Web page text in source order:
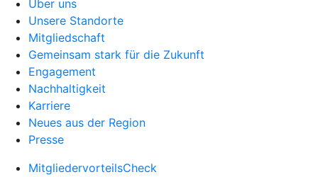
Über uns
Unsere Standorte
Mitgliedschaft
Gemeinsam stark für die Zukunft
Engagement
Nachhaltigkeit
Karriere
Neues aus der Region
Presse
MitgliedervorteilsCheck